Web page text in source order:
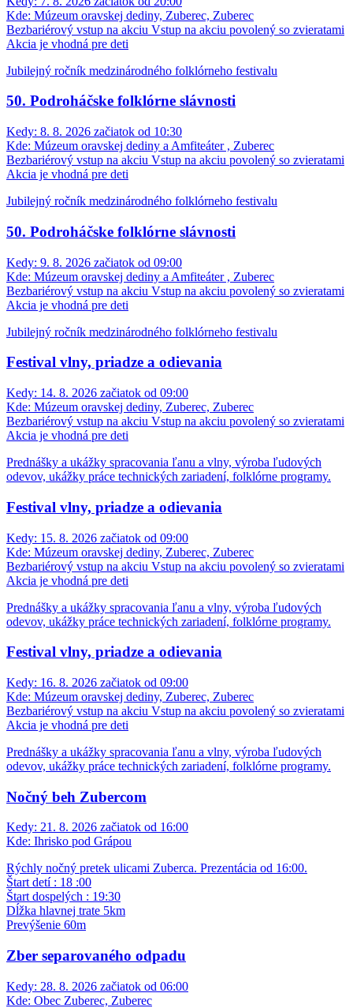
Kde: Múzeum oravskej dediny, Zuberec, Zuberec
Bezbariérový vstup na akciu Vstup na akciu povolený so zvieratami
Akcia je vhodná pre deti
Jubilejný ročník medzinárodného folklórneho festivalu
50. Podroháčske folklórne slávnosti
Kedy: 8. 8. 2026 začiatok od 10:30
Kde: Múzeum oravskej dediny a Amfiteáter , Zuberec
Bezbariérový vstup na akciu Vstup na akciu povolený so zvieratami
Akcia je vhodná pre deti
Jubilejný ročník medzinárodného folklórneho festivalu
50. Podroháčske folklórne slávnosti
Kedy: 9. 8. 2026 začiatok od 09:00
Kde: Múzeum oravskej dediny a Amfiteáter , Zuberec
Bezbariérový vstup na akciu Vstup na akciu povolený so zvieratami
Akcia je vhodná pre deti
Jubilejný ročník medzinárodného folklórneho festivalu
Festival vlny, priadze a odievania
Kedy: 14. 8. 2026 začiatok od 09:00
Kde: Múzeum oravskej dediny, Zuberec, Zuberec
Bezbariérový vstup na akciu Vstup na akciu povolený so zvieratami
Akcia je vhodná pre deti
Prednášky a ukážky spracovania ľanu a vlny, výroba ľudových
odevov, ukážky práce technických zariadení, folklórne programy.
Festival vlny, priadze a odievania
Kedy: 15. 8. 2026 začiatok od 09:00
Kde: Múzeum oravskej dediny, Zuberec, Zuberec
Bezbariérový vstup na akciu Vstup na akciu povolený so zvieratami
Akcia je vhodná pre deti
Prednášky a ukážky spracovania ľanu a vlny, výroba ľudových
odevov, ukážky práce technických zariadení, folklórne programy.
Festival vlny, priadze a odievania
Kedy: 16. 8. 2026 začiatok od 09:00
Kde: Múzeum oravskej dediny, Zuberec, Zuberec
Bezbariérový vstup na akciu Vstup na akciu povolený so zvieratami
Akcia je vhodná pre deti
Prednášky a ukážky spracovania ľanu a vlny, výroba ľudových
odevov, ukážky práce technických zariadení, folklórne programy.
Nočný beh Zubercom
Kedy: 21. 8. 2026 začiatok od 16:00
Kde: Ihrisko pod Grápou
Rýchly nočný pretek ulicami Zuberca. Prezentácia od 16:00.
Štart detí : 18 :00
Štart dospelých : 19:30
Dĺžka hlavnej trate 5km
Prevýšenie 60m
Zber separovaného odpadu
Kedy: 28. 8. 2026 začiatok od 06:00
Kde: Obec Zuberec, Zuberec